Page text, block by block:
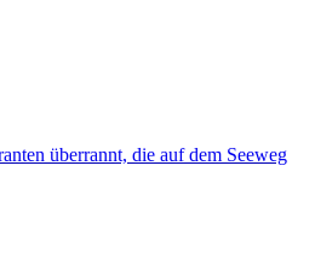
überrannt, die auf dem Seeweg